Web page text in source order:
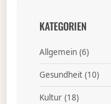
KATEGORIEN
Allgemein(6)
Gesundheit(10)
Kultur(18)